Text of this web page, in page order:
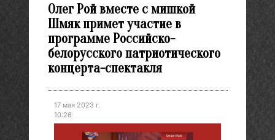
Олег Рой вмес­те с миш­кой
Шмяк примет участие в
программе Российско-
белорусского патриотического
концерта-спектакля
17 мая 2023 г.
10:26